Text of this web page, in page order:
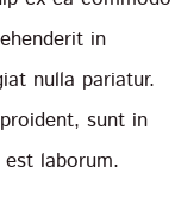
in
nulla pariatur.
sunt in
laborum.